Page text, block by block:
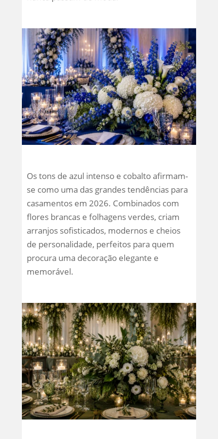
Os tons de azul intenso e cobalto afirmam-
se como uma das grandes tendências para
casamentos em 2026. Combinados com
flores brancas e folhagens verdes, criam
arranjos sofisticados, modernos e cheios
de personalidade, perfeitos para quem
procura uma decoração elegante e
memorável.